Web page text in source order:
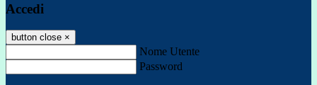
Accedi
button close ×
Nome Utente
Password